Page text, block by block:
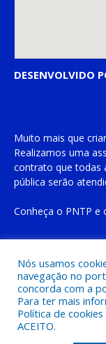
DESENVOLVIDO
Muito mais que
Realizamos uma
contrato que todas
pública serão
Conheça o PNTP e
Todos os direitos
Mapa do Site
Nós usamos
navegação no
concorda com a
Para ter mais
Política de cookies
ACEITO.